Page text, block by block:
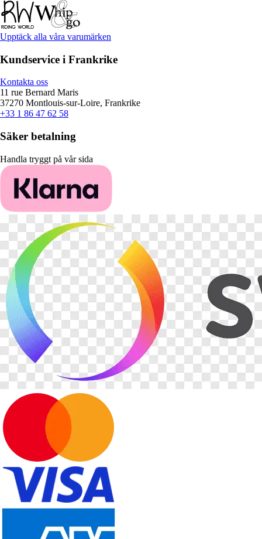
Upptäck alla våra varumärken
Kundservice i Frankrike
Kontakta oss
11 rue Bernard Maris
37270 Montlouis-sur-Loire, Frankrike
+33 1 86 47 62 58
Säker betalning
Handla tryggt på vår sida